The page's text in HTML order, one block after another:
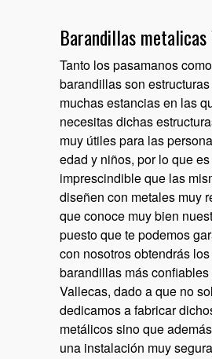
Barandillas
Tanto los pasamanos
barandillas son
muchas estancias en las
necesitas dichas
muy útiles para las
edad y niños, por lo que es
imprescindible que las
diseñen con metales muy
que conoce muy bien
puesto que te podemos
con nosotros obtendrás
barandillas más
Vallecas, dado a que no
dedicamos a fabricar
metálicos sino que
una instalación muy